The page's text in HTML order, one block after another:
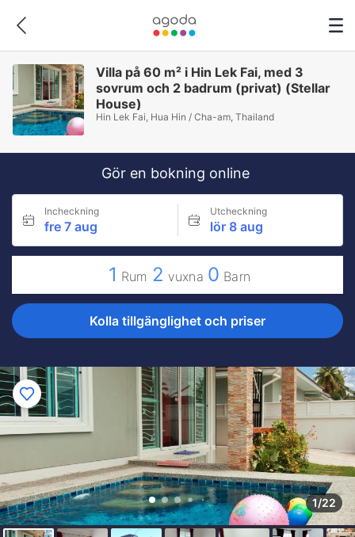
Villa på 60 m² i Hin Lek Fai, med 3
sovrum och 2 badrum (privat) (Stellar
House)
Hin Lek Fai, Hua Hin / Cha-am, Thailand
Gör en bokning online
Incheckning
fre 7 aug
Utcheckning
lör 8 aug
1 Rum 2 vuxna 0 Barn
Kolla tillgänglighet och priser
1/22